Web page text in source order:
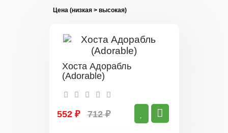
Хоста Адорабль
(Adorable)
552 ₽ 712 ₽